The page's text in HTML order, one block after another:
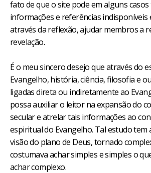
fato de que o site pode em alguns
informações e referências indisponíveis
através da reflexão, ajudar membros a
revelação.
É o meu sincero desejo que através do
Evangelho, história, ciência, filosofia e
ligadas direta ou indiretamente ao
possa auxiliar o leitor na expansão do
secular e atrelar tais informações ao
espiritual do Evangelho. Tal estudo tem
visão do plano de Deus, tornado
costumava achar simples e simples o
achar complexo.